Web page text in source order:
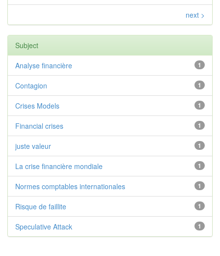
next >
Subject
1
Analyse financière
1
Contagion
1
Crises Models
1
Financial crises
1
juste valeur
1
La crise financière mondiale
1
Normes comptables internationales
1
Risque de faillite
1
Speculative Attack